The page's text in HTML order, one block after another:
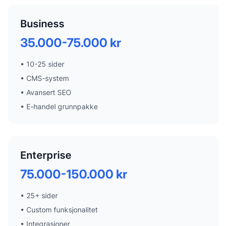
Business
35.000-75.000 kr
• 10-25 sider
• CMS-system
• Avansert SEO
• E-handel grunnpakke
Enterprise
75.000-150.000 kr
• 25+ sider
• Custom funksjonalitet
• Integrasjoner